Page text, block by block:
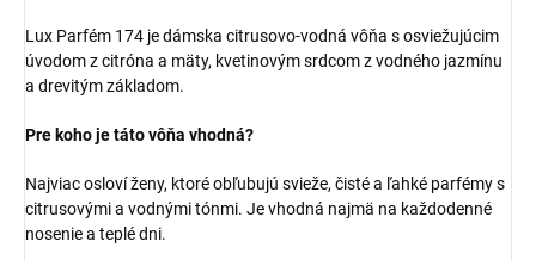
Lux Parfém 174 je dámska citrusovo-vodná vôňa s osviežujúcim
úvodom z citróna a mäty, kvetinovým srdcom z vodného jazmínu
a drevitým základom.
Pre koho je táto vôňa vhodná?
Najviac osloví ženy, ktoré obľubujú svieže, čisté a ľahké parfémy s
citrusovými a vodnými tónmi. Je vhodná najmä na každodenné
nosenie a teplé dni.